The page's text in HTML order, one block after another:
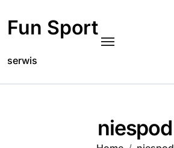
content
Fun Sport
serwis
niespod